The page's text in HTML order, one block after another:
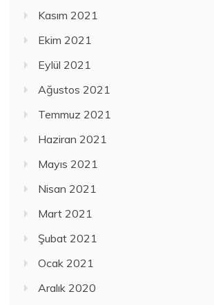
Kasım 2021
Ekim 2021
Eylül 2021
Ağustos 2021
Temmuz 2021
Haziran 2021
Mayıs 2021
Nisan 2021
Mart 2021
Şubat 2021
Ocak 2021
Aralık 2020